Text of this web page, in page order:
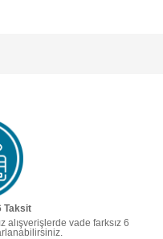
Taksit
alışverişlerde vade farksız 6